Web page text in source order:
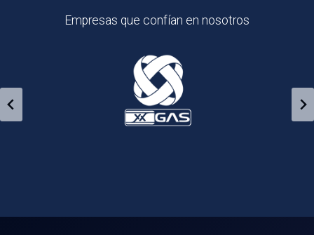
Empresas que confían en nosotros